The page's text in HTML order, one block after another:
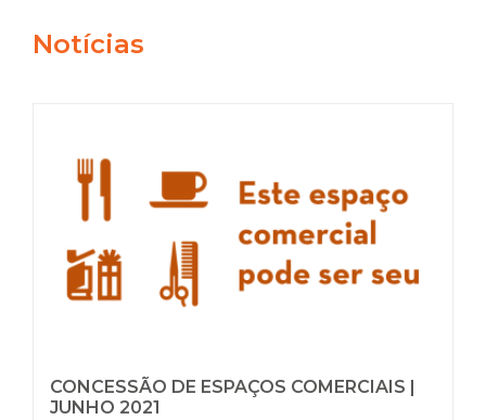
Notícias
CONCESSÃO DE ESPAÇOS COMERCIAIS |
JUNHO 2021